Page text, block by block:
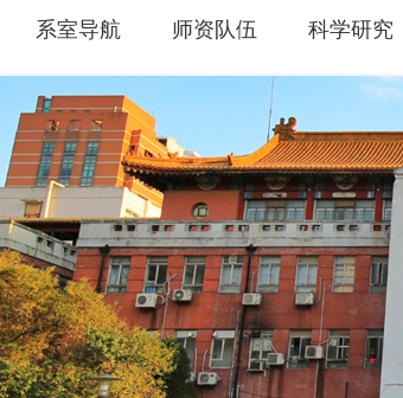
系室导航 师资队伍 科学研究